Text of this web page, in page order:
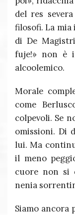
del res
filosofi. La mia
di De
fuje!» non è
alcoolemico.
Morale
come
colpevoli. Se
omissioni. Di
lui. Ma
il meno
cuore non si
nenia
Siamo ancora